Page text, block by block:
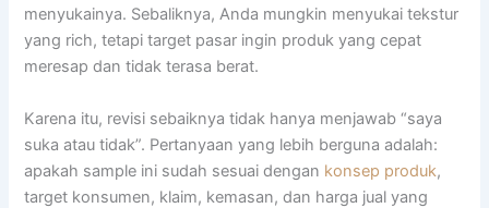
menyukainya. Sebaliknya, Anda mungkin menyukai tekstur
yang rich, tetapi target pasar ingin produk yang cepat
meresap dan tidak terasa berat.
Karena itu, revisi sebaiknya tidak hanya menjawab “saya
suka atau tidak”. Pertanyaan yang lebih berguna adalah:
apakah sample ini sudah sesuai dengan konsep produk,
target konsumen, klaim, kemasan, dan harga jual yang